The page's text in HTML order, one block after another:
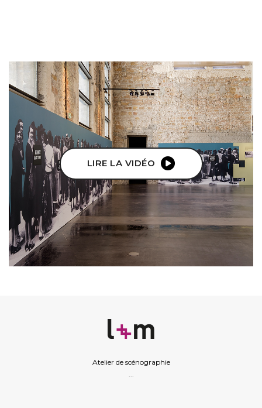
LIRE LA VIDÉO
Atelier de scénographie